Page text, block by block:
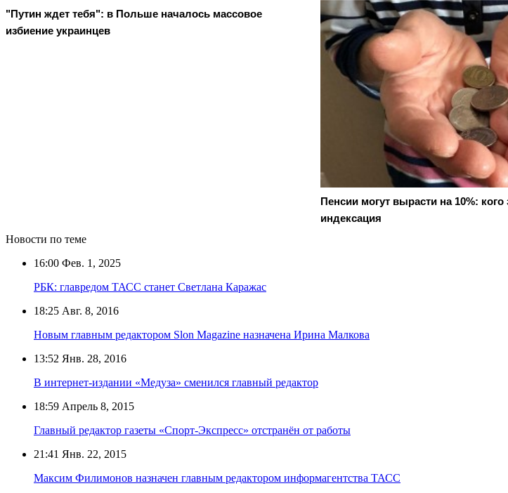
"Путин ждет тебя": в Польше началось массовое
избиение украинцев
Пенсии могут вырасти на 10%: кого
индексация
Новости по теме
16:00 Фев. 1, 2025
РБК: главредом ТАСС станет Светлана Каражас
18:25 Авг. 8, 2016
Новым главным редактором Slon Magazine назначена Ирина Малкова
13:52 Янв. 28, 2016
В интернет-издании «Медуза» сменился главный редактор
18:59 Апрель 8, 2015
Главный редактор газеты «Спорт-Экспресс» отстранён от работы
21:41 Янв. 22, 2015
Максим Филимонов назначен главным редактором информагентства ТАСС